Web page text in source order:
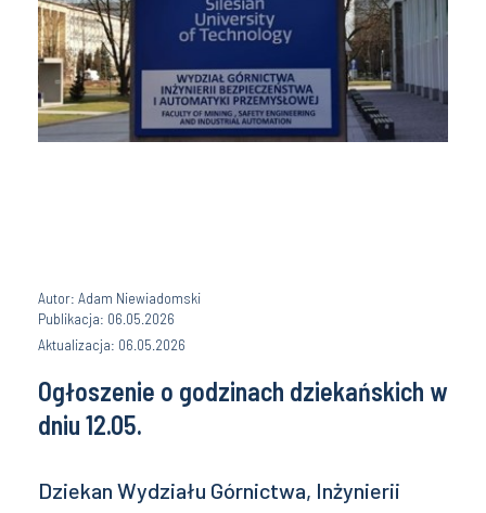
Autor: Adam Niewiadomski
Publikacja: 06.05.2026
Aktualizacja: 06.05.2026
Ogłoszenie o godzinach dziekańskich w
dniu 12.05.
Dziekan Wydziału Górnictwa, Inżynierii